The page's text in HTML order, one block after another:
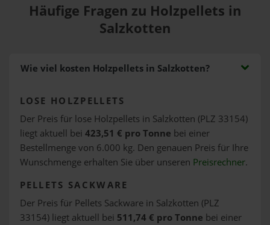
Häufige Fragen zu Holzpellets in
Salzkotten
Wie viel kosten Holzpellets in Salzkotten?
LOSE HOLZPELLETS
Der Preis für lose Holzpellets in Salzkotten (PLZ 33154)
liegt aktuell bei 423,51 € pro Tonne bei einer
Bestellmenge von 6.000 kg. Den genauen Preis für Ihre
Wunschmenge erhalten Sie über unseren Preisrechner.
PELLETS SACKWARE
Der Preis für Pellets Sackware in Salzkotten (PLZ
33154) liegt aktuell bei 511,74 € pro Tonne bei einer